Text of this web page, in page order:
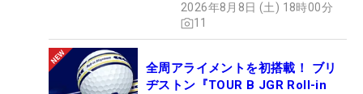
2026年8月8日 (土) 18時00分
11
全周アライメントを初搭載！ ブリ
ヂストン『TOUR B JGR Roll-in